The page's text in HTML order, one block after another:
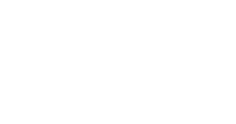
证副本来到A市B区国
涂改、损毁、买卖、
务-徐州市邳州地方税
、验证和换证）核准_